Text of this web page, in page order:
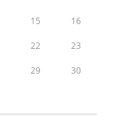
15 16
22 23
29 30